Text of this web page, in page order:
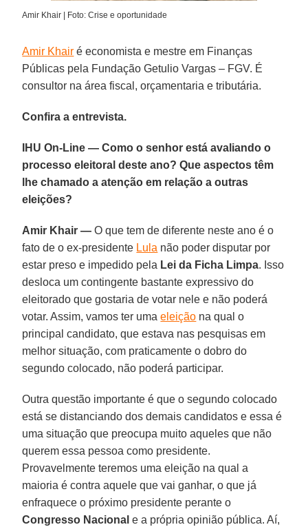
Amir Khair | Foto: Crise e oportunidade
Amir Khair é economista e mestre em Finanças
Públicas pela Fundação Getulio Vargas – FGV. É
consultor na área fiscal, orçamentaria e tributária.
Confira a entrevista.
IHU On-Line — Como o senhor está avaliando o
processo eleitoral deste ano? Que aspectos têm
lhe chamado a atenção em relação a outras
eleições?
Amir Khair — O que tem de diferente neste ano é o
fato de o ex-presidente Lula não poder disputar por
estar preso e impedido pela Lei da Ficha Limpa. Isso
desloca um contingente bastante expressivo do
eleitorado que gostaria de votar nele e não poderá
votar. Assim, vamos ter umaeleição na qual o
principal candidato, que estava nas pesquisas em
melhor situação, com praticamente o dobro do
segundo colocado, não poderá participar.
Outra questão importante é que o segundo colocado
está se distanciando dos demais candidatos e essa é
uma situação que preocupa muito aqueles que não
querem essa pessoa como presidente.
Provavelmente teremos uma eleição na qual a
maioria é contra aquele que vai ganhar, o que já
enfraquece o próximo presidente perante o
Congresso Nacional e a própria opinião pública. Aí,